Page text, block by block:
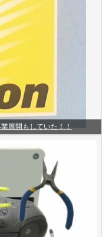
展開もしていた！！